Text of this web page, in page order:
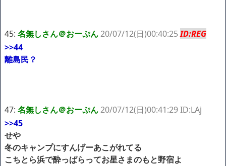
45: 名無しさん＠おーぷん20/07/12(日)00:40:25ID:REG
>>44
離島民？
47: 名無しさん＠おーぷん20/07/12(日)00:41:29 ID:LAj
>>45
せや
冬のキャンプにすんげーあこがれてる
こちとら浜で酔っぱらってお星さまのもと野宿よ